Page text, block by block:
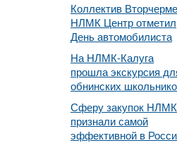
Коллектив
НЛМК Центр отметил
День автомобилиста
На НЛМК-Калуга
прошла экскурсия
обнинских
Сферу закупок НЛМК
признали самой
эффективной в